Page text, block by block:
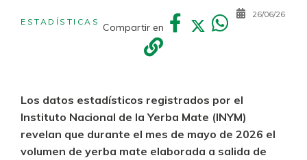
26/06/26
ESTADÍSTICAS Compartir en
Los datos estadísticos registrados por el
Instituto Nacional de la Yerba Mate (INYM)
revelan que durante el mes de mayo de 2026 el
volumen de yerba mate elaborada a salida de